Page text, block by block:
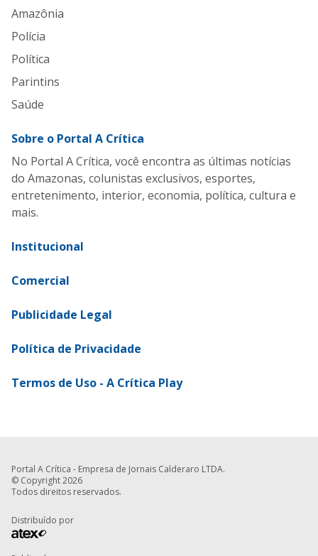
Amazônia
Polícia
Política
Parintins
Saúde
Sobre o Portal A Crítica
No Portal A Crítica, você encontra as últimas notícias
do Amazonas, colunistas exclusivos, esportes,
entretenimento, interior, economia, política, cultura e
mais.
Institucional
Comercial
Publicidade Legal
Política de Privacidade
Termos de Uso - A Crítica Play
Portal A Crítica - Empresa de Jornais Calderaro LTDA.
© Copyright 2026
Todos direitos reservados.
Distribuído por